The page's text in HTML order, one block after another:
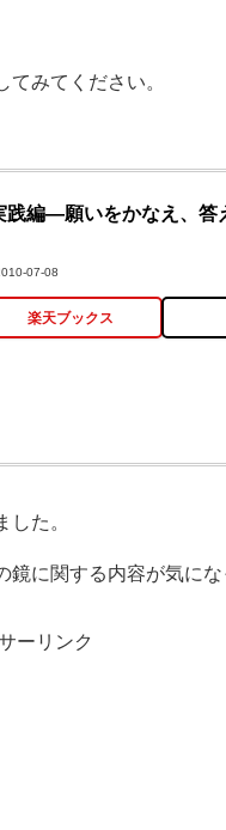
みてください。
践編―願いをかなえ、答
07-08
楽天ブックス
た。
に関する内容が気にな
ーリンク